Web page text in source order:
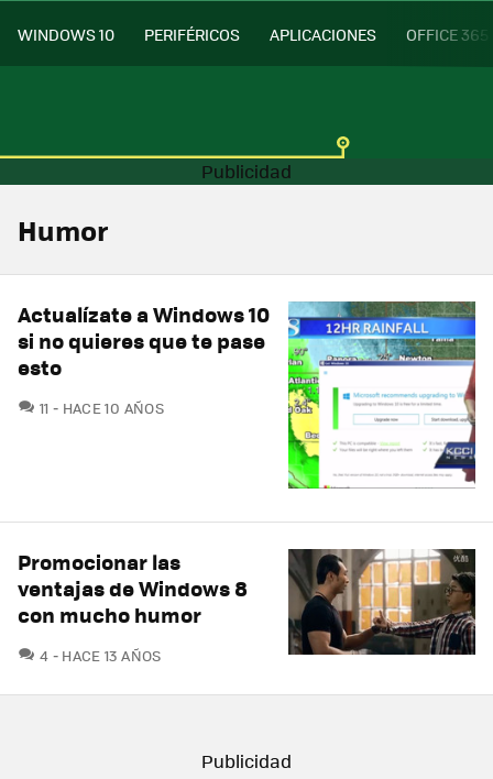
WINDOWS 10 PERIFÉRICOS APLICACIONES OFFICE 365
Humor
Actualízate a Windows 10
si no quieres que te pase
esto
11 COMENTARIOS
HACE 10 AÑOS
Promocionar las
ventajas de Windows 8
con mucho humor
4 COMENTARIOS
HACE 13 AÑOS